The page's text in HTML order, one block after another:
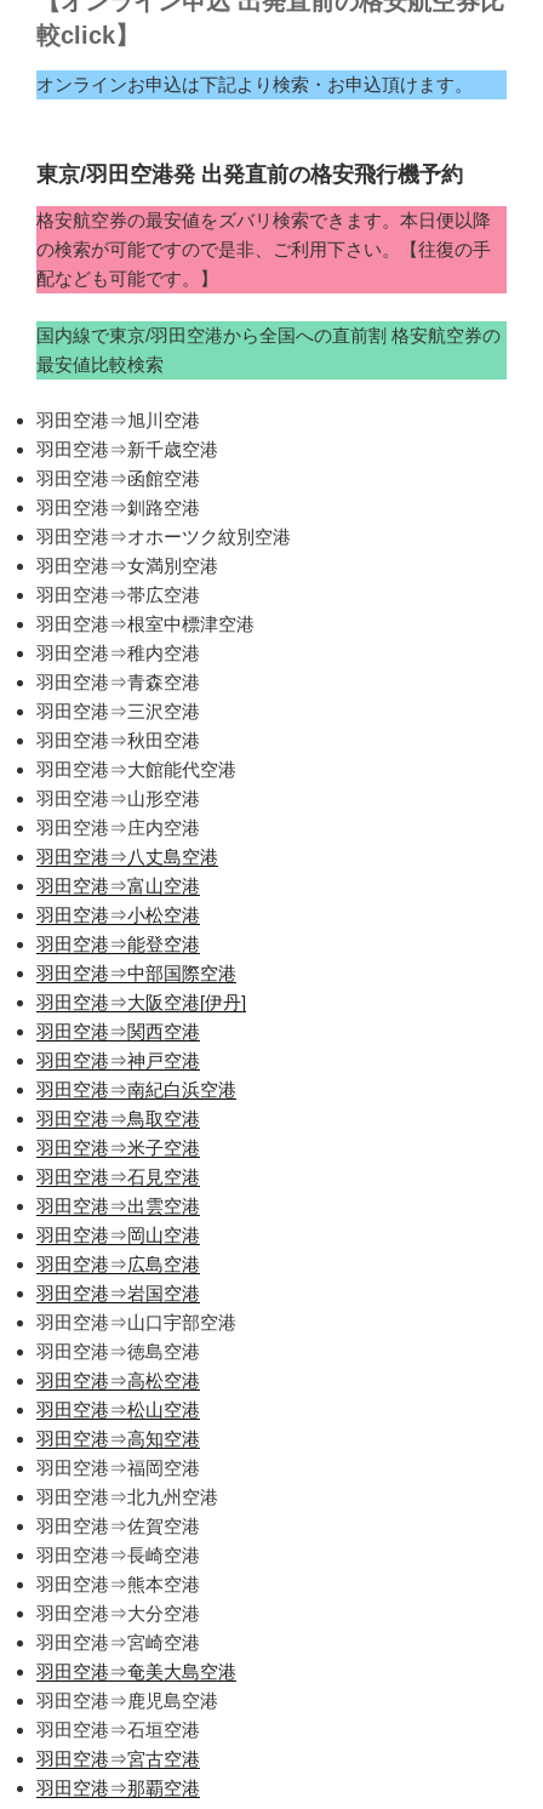
較click】
オンラインお申込は下記より検索・お申込頂けます。
東京/羽田空港発 出発直前の格安飛行機予約
格安航空券の最安値をズバリ検索できます。本日便以降
の検索が可能ですので是非、ご利用下さい。【往復の手
配なども可能です。】
国内線で東京/羽田空港から全国への直前割 格安航空券の
最安値比較検索
羽田空港⇒旭川空港
羽田空港⇒新千歳空港
羽田空港⇒函館空港
羽田空港⇒釧路空港
羽田空港⇒オホーツク紋別空港
羽田空港⇒女満別空港
羽田空港⇒帯広空港
羽田空港⇒根室中標津空港
羽田空港⇒稚内空港
羽田空港⇒青森空港
羽田空港⇒三沢空港
羽田空港⇒秋田空港
羽田空港⇒大館能代空港
羽田空港⇒山形空港
羽田空港⇒庄内空港
羽田空港⇒八丈島空港
羽田空港⇒富山空港
羽田空港⇒小松空港
羽田空港⇒能登空港
羽田空港⇒中部国際空港
羽田空港⇒大阪空港[伊丹]
羽田空港⇒関西空港
羽田空港⇒神戸空港
羽田空港⇒南紀白浜空港
羽田空港⇒鳥取空港
羽田空港⇒米子空港
羽田空港⇒石見空港
羽田空港⇒出雲空港
羽田空港⇒岡山空港
羽田空港⇒広島空港
羽田空港⇒岩国空港
羽田空港⇒山口宇部空港
羽田空港⇒徳島空港
羽田空港⇒高松空港
羽田空港⇒松山空港
羽田空港⇒高知空港
羽田空港⇒福岡空港
羽田空港⇒北九州空港
羽田空港⇒佐賀空港
羽田空港⇒長崎空港
羽田空港⇒熊本空港
羽田空港⇒大分空港
羽田空港⇒宮崎空港
羽田空港⇒奄美大島空港
羽田空港⇒鹿児島空港
羽田空港⇒石垣空港
羽田空港⇒宮古空港
羽田空港⇒那覇空港